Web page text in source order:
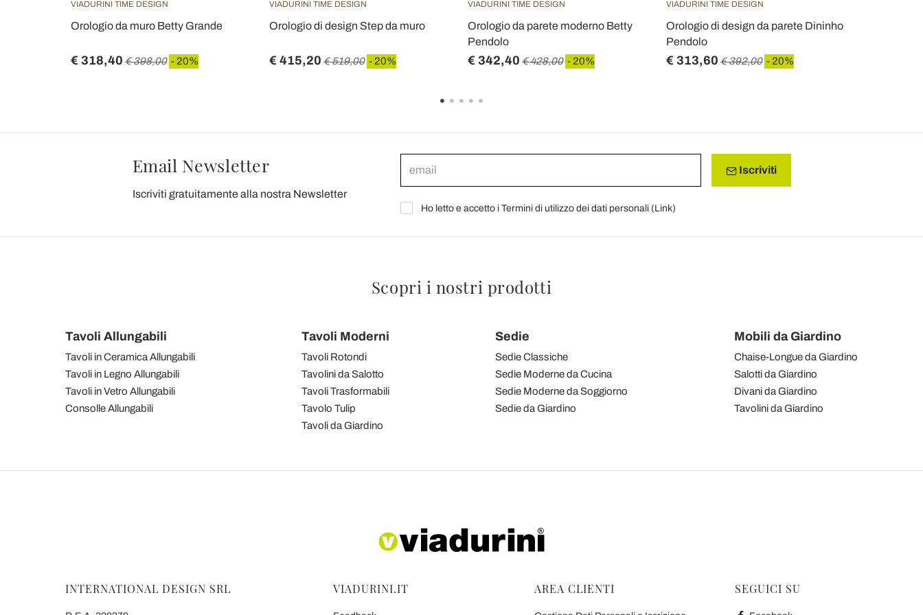
VIADURINI TIME DESIGN
Orologio da muro Betty Grande
€ 318,40 € 398,00 - 20%
VIADURINI TIME DESIGN
Orologio di design Step da muro
€ 415,20 € 519,00 - 20%
VIADURINI TIME DESIGN
Orologio da parete moderno Betty
Pendolo
€ 342,40 € 428,00 - 20%
VIADURINI TIME DESIGN
Orologio di design da parete Dininho
Pendolo
€ 313,60 € 392,00 - 20%
Email Newsletter
Iscriviti gratuitamente alla nostra Newsletter
Iscriviti
Ho letto e accetto i Termini di utilizzo dei dati personali (Link)
Scopri i nostri prodotti
Tavoli Allungabili
Tavoli in Ceramica Allungabili
Tavoli in Legno Allungabili
Tavoli in Vetro Allungabili
Consolle Allungabili
Tavoli Moderni
Tavoli Rotondi
Tavolini da Salotto
Tavoli Trasformabili
Tavolo Tulip
Tavoli da Giardino
Sedie
Sedie Classiche
Sedie Moderne da Cucina
Sedie Moderne da Soggiorno
Sedie da Giardino
Mobili da Giardino
Chaise-Longue da Giardino
Salotti da Giardino
Divani da Giardino
Tavolini da Giardino
INTERNATIONAL DESIGN SRL VIADURINI.IT AREA CLIENTI SEGUICI SU